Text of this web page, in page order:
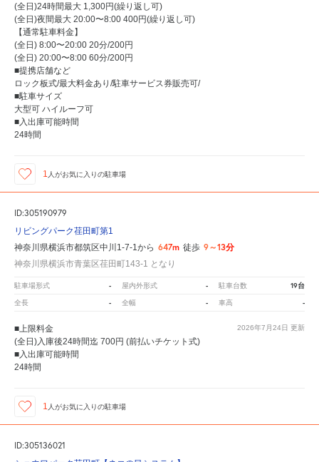
(全日)24時間最大 1,300円(繰り返し可)
(全日)夜間最大 20:00〜8:00 400円(繰り返し可)
【通常駐車料金】
(全日) 8:00〜20:00 20分/200円
(全日) 20:00〜8:00 60分/200円
■提携店舗など
ロック板式/最大料金あり/駐車サービス券販売可/
■駐車サイズ
大型可 ハイルーフ可
■入出庫可能時間
24時間
1 人がお気に入りの駐車場
ID:305190979
リビングパーク荏田町第1
神奈川県横浜市都筑区中川1-7-1から 647m 徒歩 9～13分
神奈川県横浜市青葉区荏田町143-1 となり
駐車場形式 - 屋内外形式 - 駐車台数 19台
全長 - 全幅 - 車高 -
2026年7月24日 更新
■上限料金
(全日)入庫後24時間迄 700円 (前払いチケット式)
■入出庫可能時間
24時間
1 人がお気に入りの駐車場
ID:305136021